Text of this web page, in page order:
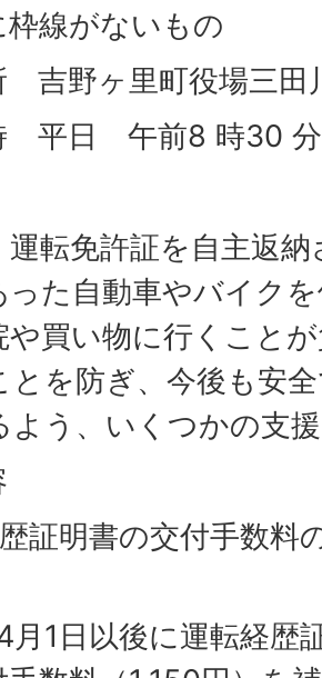
がないもの
吉野ヶ里町役場三
平日 午前8 時30 分
転免許証を自主返納
った自動車やバイク
や買い物に行くこと
とを防ぎ、今後も安
よう、いくつかの支
証明書の交付手数料
1日以後に運転経歴